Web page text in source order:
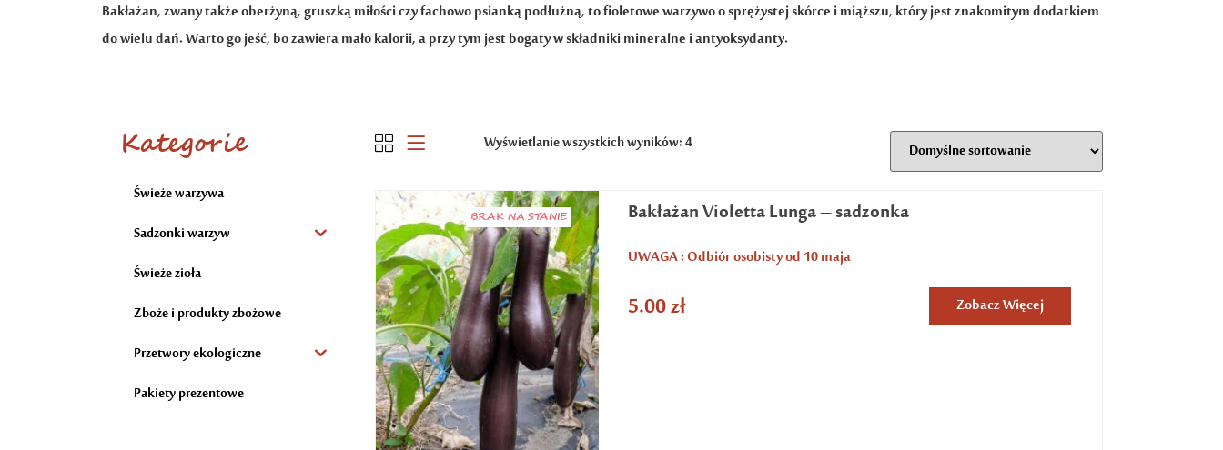
Bakłażan, zwany także oberżyną, gruszką miłości czy fachowo psianką podłużną, to fioletowe warzywo o sprężystej skórce i miąższu, który jest znakomitym dodatkiem
do wielu dań. Warto go jeść, bo zawiera mało kalorii, a przy tym jest bogaty w składniki mineralne i antyoksydanty.
Kategorie
Świeże warzywa
Sadzonki warzyw
Świeże zioła
Zboże i produkty zbożowe
Przetwory ekologiczne
Pakiety prezentowe
Wyświetlanie wszystkich wyników: 4
BRAK NA STANIE Bakłażan Violetta Lunga – sadzonka
UWAGA : Odbiór osobisty od 10 maja
5.00zł Zobacz Więcej